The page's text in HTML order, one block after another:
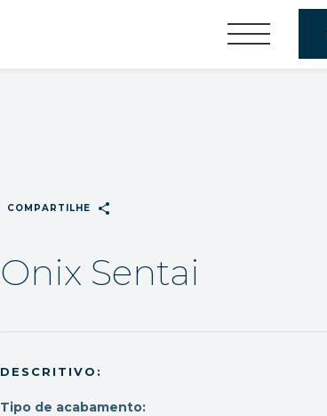
COMPARTILHE share
Onix Sentai
DESCRITIVO:
Tipo de acabamento: